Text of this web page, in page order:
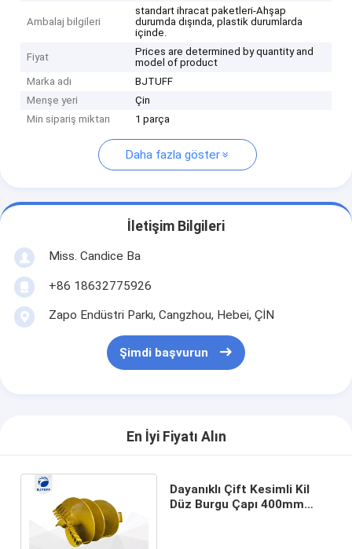
Ambalaj bilgileri
standart ihracat paketleri-Ahşap
durumda dışında, plastik durumlarda
içinde.
Fiyat
Prices are determined by quantity and
model of product
Marka adı
BJTUFF
Menşe yeri
Çin
Min sipariş miktarı
1 parça
Daha fazla göster
İletişim Bilgileri
Miss. Candice Ba
+86 18632775926
Zapo Endüstri Parkı, Cangzhou, Hebei, ÇİN
Şimdi başvurun
En İyi Fiyatı Alın
Dayanıklı Çift Kesimli Kil
Düz Burgu Çapı 400mm